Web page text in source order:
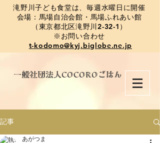
​滝野川子ども食堂は、毎週水曜日に開催
会場：馬場自治会館・馬場ふれあい館
（東京都北区滝野川2-32-1）
※お問い合わせ
t-kodomo@kyj.biglobe.ne.jp
​一般社団法人COCOROごはん
記事
あがつま